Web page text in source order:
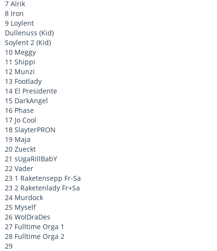
7 Alrik
8 Iron
9 Loylent
Dullenuss (Kid)
Soylent 2 (Kid)
10 Meggy
11 Shippi
12 Munzi
13 Footlady
14 El Presidente
15 DarkAngel
16 Phase
17 Jo Cool
18 SlayterPRON
19 Maja
20 Zueckt
21 sUgaRillBabY
22 Vader
23 1 Raketensepp Fr-Sa
23 2 Raketenlady Fr+Sa
24 Murdock
25 Myself
26 WolDraDes
27 Fulltime Orga 1
28 Fulltime Orga 2
29